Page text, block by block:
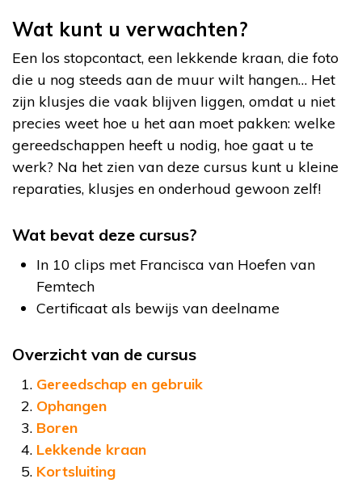
Wat kunt u verwachten?
Een los stopcontact, een lekkende kraan, die foto
die u nog steeds aan de muur wilt hangen… Het
zijn klusjes die vaak blijven liggen, omdat u niet
precies weet hoe u het aan moet pakken: welke
gereedschappen heeft u nodig, hoe gaat u te
werk? Na het zien van deze cursus kunt u kleine
reparaties, klusjes en onderhoud gewoon zelf!
Wat bevat deze cursus?
In 10 clips met Francisca van Hoefen van
Femtech
Certificaat als bewijs van deelname
Overzicht van de cursus
Gereedschap en gebruik
Ophangen
Boren
Lekkende kraan
Kortsluiting